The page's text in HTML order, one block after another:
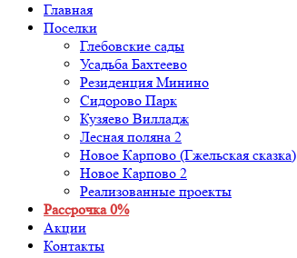
Главная
Поселки
Глебовские сады
Усадьба Бахтеево
Резиденция Минино
Сидорово Парк
Кузяево Вилладж
Лесная поляна 2
Новое Карпово (Гжельская сказка)
Новое Карпово 2
Реализованные проекты
Рассрочка 0%
Акции
Контакты